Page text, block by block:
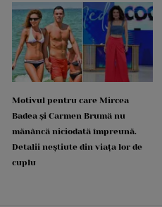
Motivul pentru care Mircea
Badea și Carmen Brumă nu
mănâncă niciodată împreună.
Detalii neștiute din viața lor de
cuplu